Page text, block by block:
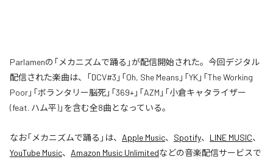
Parlamenの「メカニズムで踊る」が配信開始された。今回デジタル
配信された楽曲は、「DCV#3」「Oh, She Means」「YK」「The Working
Poor」「ボランタリー脳死」「369+」「AZM」「小倉キャタライザー
(feat. ハム平)」を含む全8曲となっている。
なお「メカニズムで踊る 」は、 Apple Music、 Spotify、 LINE MUSIC、
YouTube Music、 Amazon Music Unlimitedなどの音楽配信サービスで